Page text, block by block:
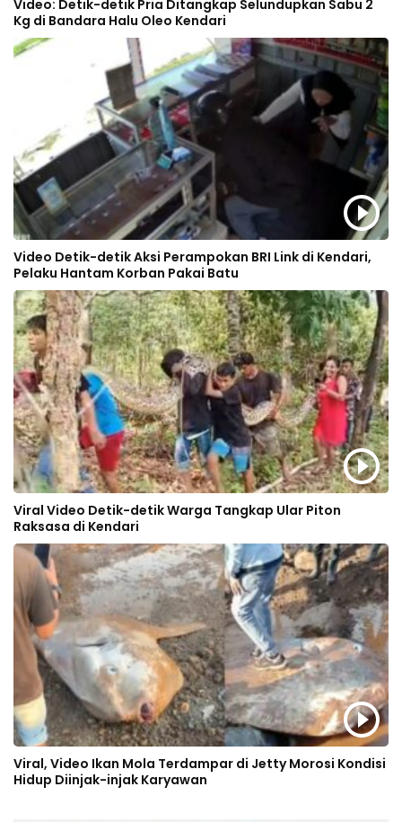
Video: Detik-detik Pria Ditangkap Selundupkan Sabu 2
Kg di Bandara Halu Oleo Kendari
Video Detik-detik Aksi Perampokan BRI Link di Kendari,
Pelaku Hantam Korban Pakai Batu
Viral Video Detik-detik Warga Tangkap Ular Piton
Raksasa di Kendari
Viral, Video Ikan Mola Terdampar di Jetty Morosi Kondisi
Hidup Diinjak-injak Karyawan